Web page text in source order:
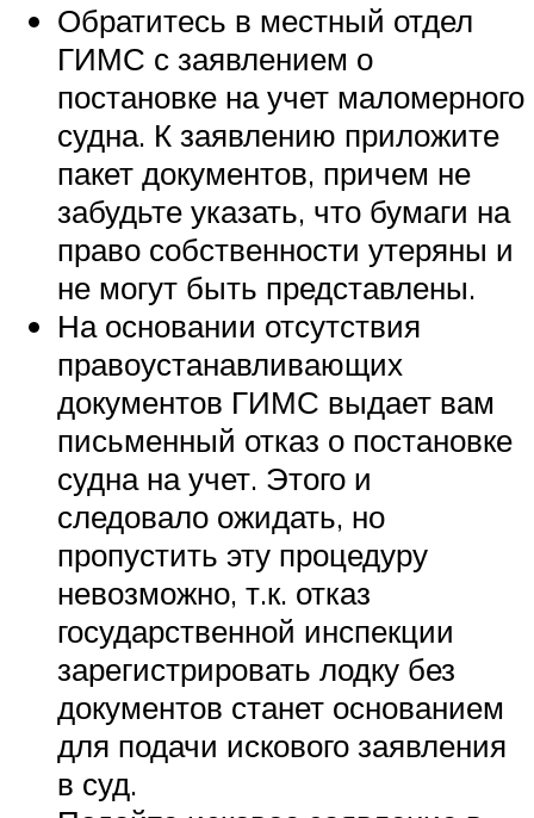
Обратитесь в местный отдел
ГИМС с заявлением о
постановке на учет маломерного
судна. К заявлению приложите
пакет документов, причем не
забудьте указать, что бумаги на
право собственности утеряны и
не могут быть представлены.
На основании отсутствия
правоустанавливающих
документов ГИМС выдает вам
письменный отказ о постановке
судна на учет. Этого и
следовало ожидать, но
пропустить эту процедуру
невозможно, т.к. отказ
государственной инспекции
зарегистрировать лодку без
документов станет основанием
для подачи искового заявления
в суд.